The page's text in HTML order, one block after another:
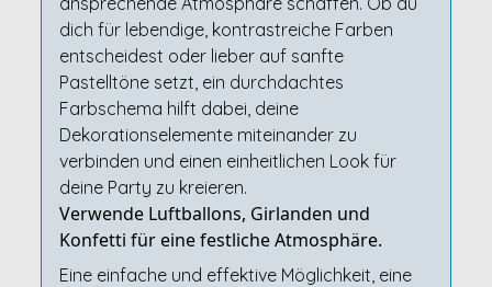
dich für lebendige, kontrastreiche Farben
entscheidest oder lieber auf sanfte
Pastelltöne setzt, ein durchdachtes
Farbschema hilft dabei, deine
Dekorationselemente miteinander zu
verbinden und einen einheitlichen Look für
deine Party zu kreieren.
Verwende Luftballons, Girlanden und
Konfetti für eine festliche Atmosphäre.
Eine einfache und effektive Möglichkeit, eine